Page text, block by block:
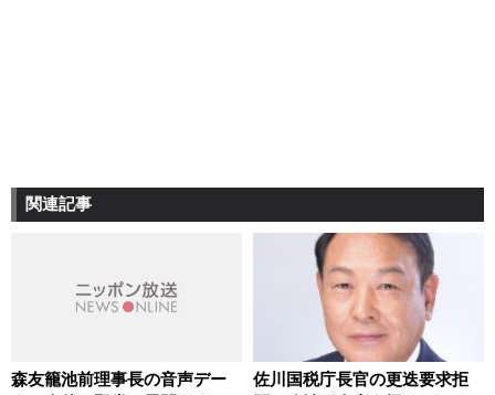
関連記事
森友籠池前理事長の音声デー
佐川国税庁長官の更迭要求拒